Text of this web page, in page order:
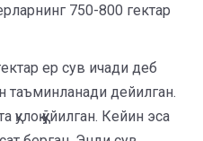
750-800 гектар
ер сув ичади деб
таъминланади дейилган.
қўйилган. Кейин эса